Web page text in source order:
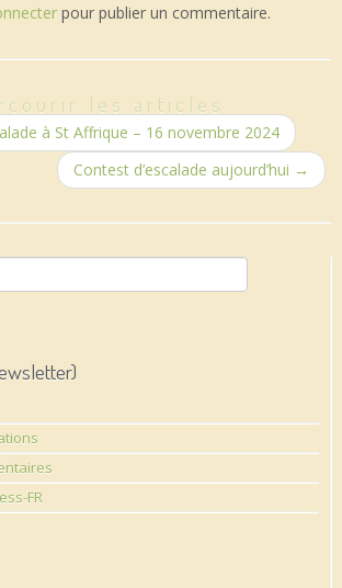
pour publier un commentaire.
les articles
à St Affrique – 16 novembre 2024
Contest d’escalade aujourd’hui →
FR